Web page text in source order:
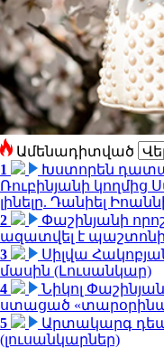
Ամենադիտված
1
Խստորեն
Ռուբինյանի կողմից
լինելը. Դանիել
2
Փաշինյանի
ազատվել է
3
Սիլվա
մասին (Լուսանկար)
4
Նիկոլ
ստացած
5
Արտակարգ
(լուսանկարներ)